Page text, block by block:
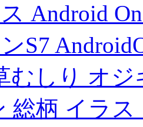
Android
S7
むしり オ
総柄 イラス